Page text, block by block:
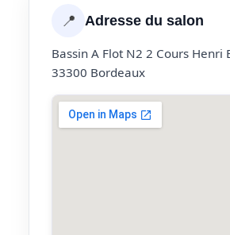
📍 Adresse du salon
Bassin A Flot N2 2 Cours Henri
33300 Bordeaux